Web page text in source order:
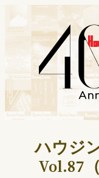
ハウジ
Vol.87